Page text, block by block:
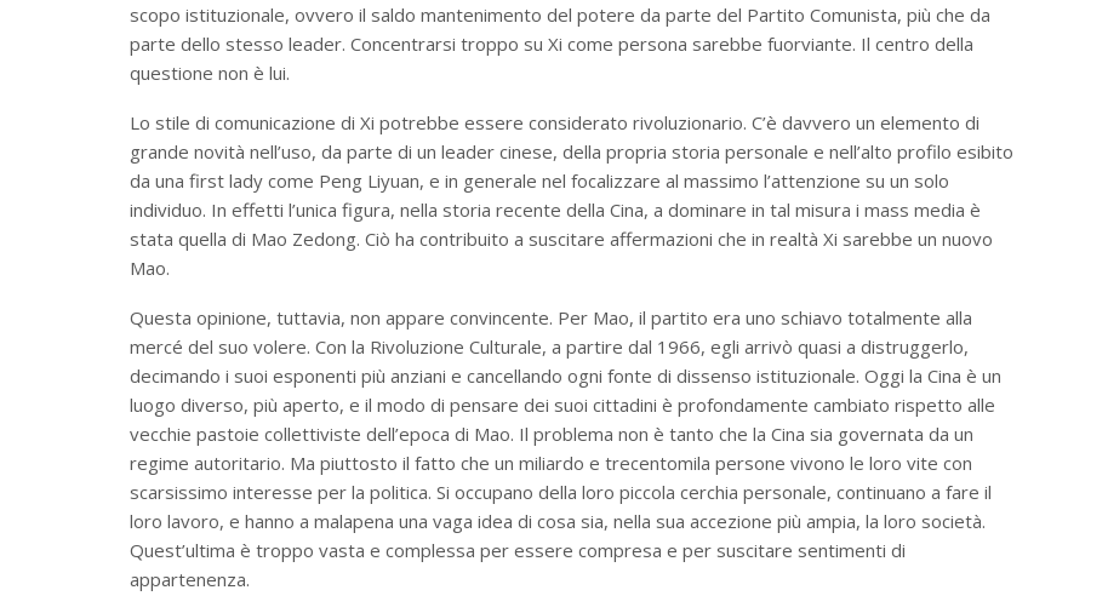
scopo istituzionale, ovvero il saldo mantenimento del potere da parte del Partito Comunista, più che da
parte dello stesso leader. Concentrarsi troppo su Xi come persona sarebbe fuorviante. Il centro della
questione non è lui.
Lo stile di comunicazione di Xi potrebbe essere considerato rivoluzionario. C’è davvero un elemento di
grande novità nell’uso, da parte di un leader cinese, della propria storia personale e nell’alto profilo esibito
da una first lady come Peng Liyuan, e in generale nel focalizzare al massimo l’attenzione su un solo
individuo. In effetti l’unica figura, nella storia recente della Cina, a dominare in tal misura i mass media è
stata quella di Mao Zedong. Ciò ha contribuito a suscitare affermazioni che in realtà Xi sarebbe un nuovo
Mao.
Questa opinione, tuttavia, non appare convincente. Per Mao, il partito era uno schiavo totalmente alla
mercé del suo volere. Con la Rivoluzione Culturale, a partire dal 1966, egli arrivò quasi a distruggerlo,
decimando i suoi esponenti più anziani e cancellando ogni fonte di dissenso istituzionale. Oggi la Cina è un
luogo diverso, più aperto, e il modo di pensare dei suoi cittadini è profondamente cambiato rispetto alle
vecchie pastoie collettiviste dell’epoca di Mao. Il problema non è tanto che la Cina sia governata da un
regime autoritario. Ma piuttosto il fatto che un miliardo e trecentomila persone vivono le loro vite con
scarsissimo interesse per la politica. Si occupano della loro piccola cerchia personale, continuano a fare il
loro lavoro, e hanno a malapena una vaga idea di cosa sia, nella sua accezione più ampia, la loro società.
Quest’ultima è troppo vasta e complessa per essere compresa e per suscitare sentimenti di
appartenenza.